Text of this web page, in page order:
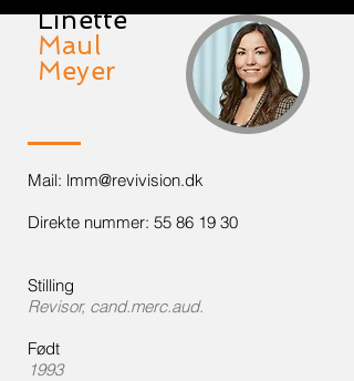
Linette
Maul
Meyer
Mail: lmm@revivision.dk
Direkte nummer: 55 86 19 30
Stilling
​Revisor, cand.merc.aud.
Født
​1993